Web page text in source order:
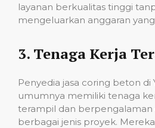
layanan berkualitas tinggi
mengeluarkan anggaran
3. Tenaga Kerja
Penyedia jasa coring beton di
umumnya memiliki tenaga
terampil dan berpengalaman
berbagai jenis proyek.